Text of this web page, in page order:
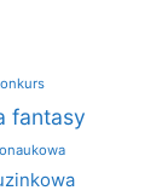
fantasy